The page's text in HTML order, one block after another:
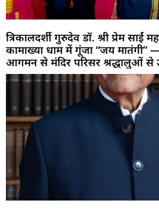
त्रिकालदर्शी गुरुदेव डॉ. श्री प्रेम साईं
कामाख्या धाम में गूंजा “जय मातंगी”
आगमन से मंदिर परिसर श्रद्धालुओं से